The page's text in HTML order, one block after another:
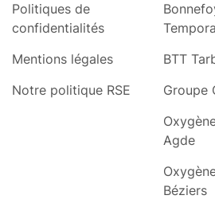
Politiques de
confidentialités
Mentions légales
Notre politique RSE
BTT
Groupe
Agde
Béziers